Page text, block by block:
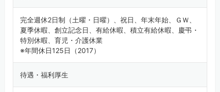
完全週休2日制（土曜・日曜）、祝日、年末年始、ＧＷ、
夏季休暇、創立記念日、有給休暇、積立有給休暇、慶弔・
特別休暇、育児・介護休業
※年間休日125日（2017）
待遇・福利厚生